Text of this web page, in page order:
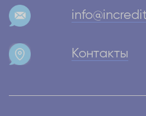
Контакты